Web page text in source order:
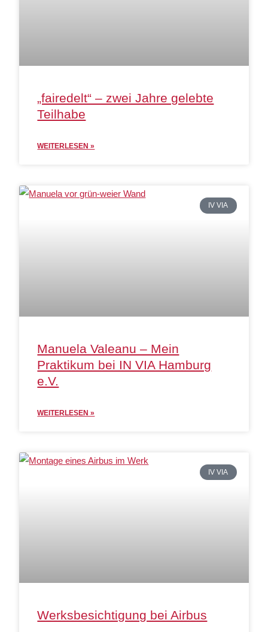
„fairedelt“ – zwei Jahre gelebte
Teilhabe
WEITERLESEN »
IV VIA
Manuela Valeanu – Mein
Praktikum bei IN VIA Hamburg
e.V.
WEITERLESEN »
IV VIA
Werksbesichtigung bei Airbus